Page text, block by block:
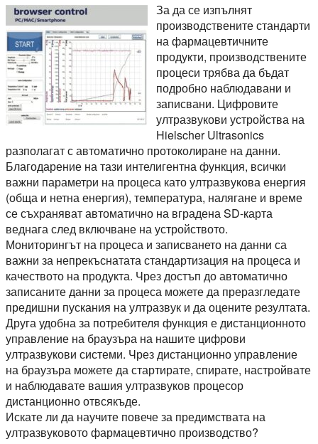
За да се изпълнят
производствените стандарти
на фармацевтичните
продукти, производствените
процеси трябва да бъдат
подробно наблюдавани и
записвани. Цифровите
ултразвукови устройства на
Hielscher Ultrasonics
разполагат с автоматично протоколиране на данни.
Благодарение на тази интелигентна функция, всички
важни параметри на процеса като ултразвукова енергия
(обща и нетна енергия), температура, налягане и време
се съхраняват автоматично на вградена SD-карта
веднага след включване на устройството.
Мониторингът на процеса и записването на данни са
важни за непрекъснатата стандартизация на процеса и
качеството на продукта. Чрез достъп до автоматично
записаните данни за процеса можете да преразгледате
предишни пускания на ултразвук и да оцените резултата.
Друга удобна за потребителя функция е дистанционното
управление на браузъра на нашите цифрови
ултразвукови системи. Чрез дистанционно управление
на браузъра можете да стартирате, спирате, настройвате
и наблюдавате вашия ултразвуков процесор
дистанционно отвсякъде.
Искате ли да научите повече за предимствата на
ултразвуковото фармацевтично производство?